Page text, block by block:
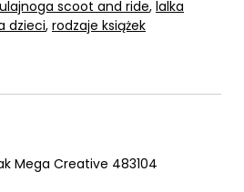
scoot and ride, lalka
dzieci, rodzaje książek
Mega Creative 483104